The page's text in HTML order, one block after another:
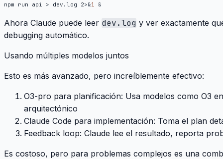
npm run api > dev.log 2>&1 &
Ahora Claude puede leer dev.log y ver exactamente
debugging automático.
Usando múltiples modelos juntos
Esto es más avanzado, pero increíblemente efectivo:
O3-pro para planificación: Usa modelos como O3
arquitectónico
Claude Code para implementación: Toma el plan
Feedback loop: Claude lee el resultado, reporta
Es costoso, pero para problemas complejos es una